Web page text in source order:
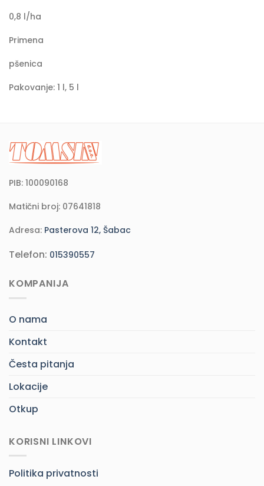
0,8 l/ha
Primena
pšenica
Pakovanje: 1 l, 5 l
PIB: 100090168
Matični broj: 07641818
Adresa: Pasterova 12, Šabac
Telefon: 015390557
KOMPANIJA
O nama
Kontakt
Česta pitanja
Lokacije
Otkup
KORISNI LINKOVI
Politika privatnosti